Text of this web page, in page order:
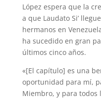
López espera que la
a que Laudato Si’
hermanos en
ha sucedido en gran
últimos cinco años.
«[El capítulo] es una
oportunidad para mí,
Miembro, y para todos